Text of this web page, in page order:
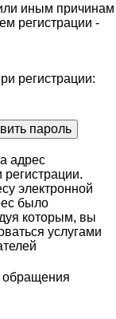
иным причинам
регистрации -
регистрации:
адрес
электронной
было
которым, вы
услугами